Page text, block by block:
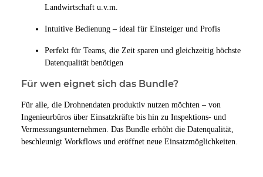
Landwirtschaft u.v.m.
Intuitive Bedienung – ideal für Einsteiger und Profis
Perfekt für Teams, die Zeit sparen und gleichzeitig höchste
Datenqualität benötigen
Für wen eignet sich das Bundle?
Für alle, die Drohnendaten produktiv nutzen möchten – von
Ingenieurbüros über Einsatzkräfte bis hin zu Inspektions- und
Vermessungsunternehmen. Das Bundle erhöht die Datenqualität,
beschleunigt Workflows und eröffnet neue Einsatzmöglichkeiten.